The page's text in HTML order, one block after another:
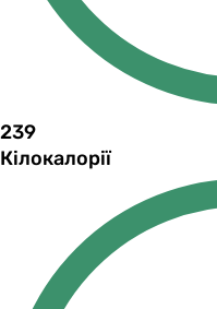
239
Кілокалорії